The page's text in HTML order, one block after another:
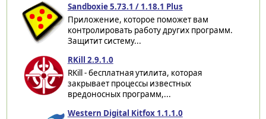
Sandboxie 5.73.1 / 1.18.1 Plus
Приложение, которое поможет вам
контролировать работу других программ.
Защитит систему...
RKill 2.9.1.0
RKill - бесплатная утилита, которая
закрывает процессы известных
вредоносных программ,...
Western Digital Kitfox 1.1.1.0